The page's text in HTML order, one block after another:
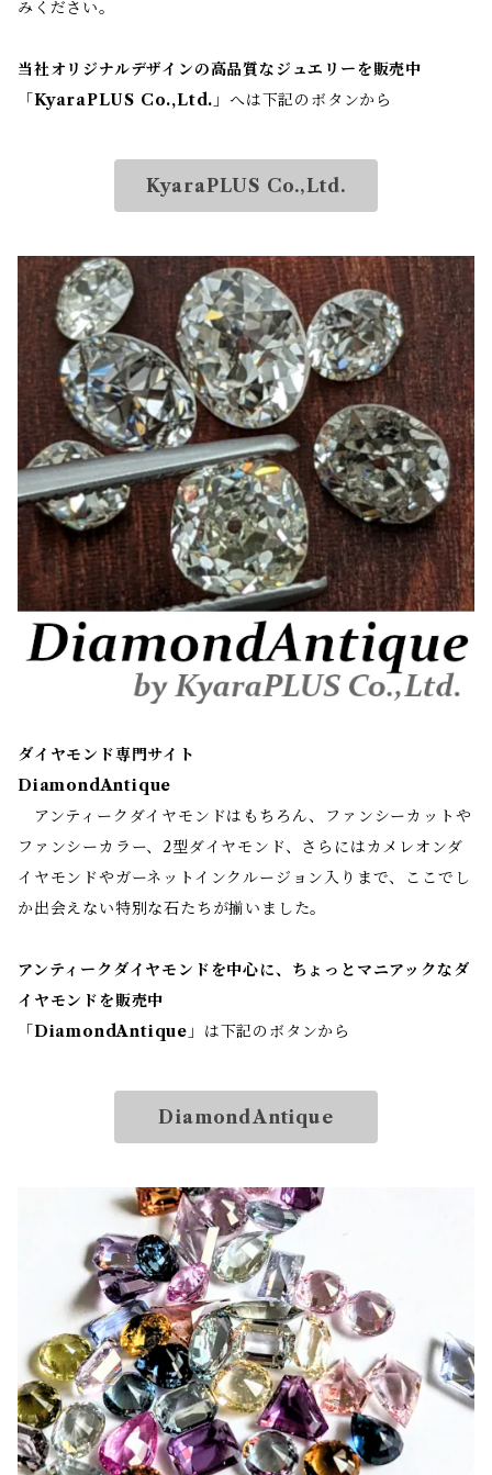
みください。
当社オリジナルデザインの高品質なジュエリーを販売中
「 KyaraPLUS Co.,Ltd. 」へは下記のボタンから
KyaraPLUS Co.,Ltd.
ダイヤモンド専門サイト
DiamondAntique
アンティークダイヤモンドはもちろん、ファンシーカットや
ファンシーカラー、2型ダイヤモンド、さらにはカメレオンダ
イヤモンドやガーネットインクルージョン入りまで、ここでし
か出会えない特別な石たちが揃いました。
アンティークダイヤモンドを中心に、ちょっとマニアックなダ
イヤモンドを販売中
「 DiamondAntique 」は下記のボタンから
DiamondAntique